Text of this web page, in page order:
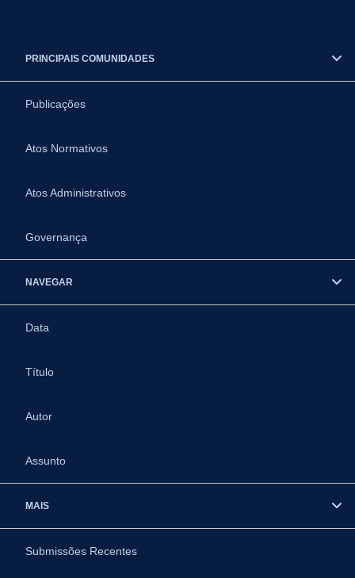
PRINCIPAIS COMUNIDADES
Publicações
Atos Normativos
Atos Administrativos
Governança
NAVEGAR
Data
Título
Autor
Assunto
MAIS
Submissões Recentes